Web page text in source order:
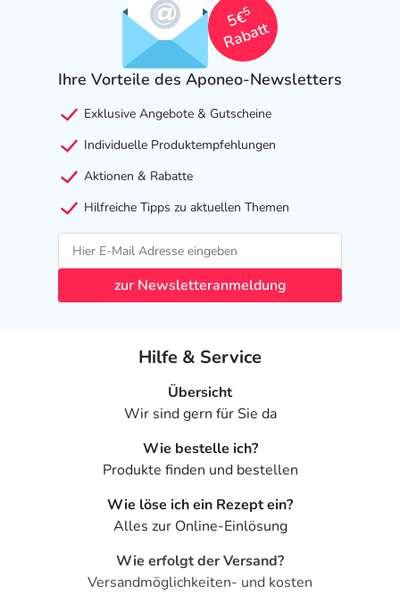
5€
5
Rabatt
Ihre Vorteile des Aponeo-Newsletters
Exklusive Angebote & Gutscheine
Individuelle Produktempfehlungen
Aktionen & Rabatte
Hilfreiche Tipps zu aktuellen Themen
zur Newsletteranmeldung
Hilfe & Service
Übersicht
Wir sind gern für Sie da
Wie bestelle ich?
Produkte finden und bestellen
Wie löse ich ein Rezept ein?
Alles zur Online-Einlösung
Wie erfolgt der Versand?
Versandmöglichkeiten- und kosten